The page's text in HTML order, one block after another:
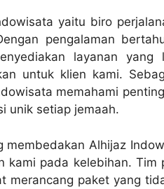
yaitu biro
pengalaman
layanan
untuk klien kami.
memahami
unik setiap jemaah.
membedakan Alhijaz
kami pada kelebihan.
merancang paket yang